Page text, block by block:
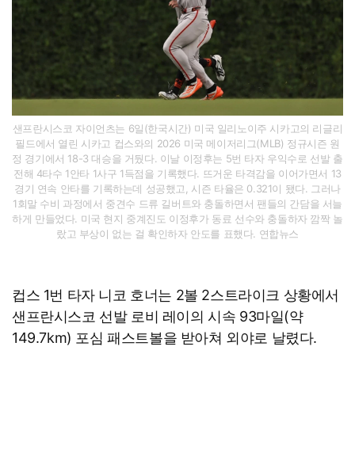
샌프란시스코 자이언츠는 6일(한국시간) 미국 일리노이주 시카고의 리글리
필드에서 열린 시카고 컵스와의 2026 미국 메이저리그(MLB) 정규시즌 원
정 경기에서 18-3 대승을 거뒀다. 이날 이정후는 5번 타자 우익수로 선발 출
전해 4타수 1안타 1사구 1득점을 기록했다. 뜨거운 타격감을 이어가면서 13
경기 연속 안타를 기록하는데 성공했고, 시즌 타율은 0.321이 됐다. 그러나
1회말 수비 과정에서 중견수 드류 길버트와 충돌하면서 팬들의 간담을 서늘
하게 만들었다. 미국 현지 중계진도 이정후가 동료 선수와 충돌하자 깜짝 놀
랐고 부상이 없는 걸 확인하자 안도를 표했다. 연합뉴스
컵스 1번 타자 니코 호너는 2볼 2스트라이크 상황에서
샌프란시스코 선발 로비 레이의 시속 93마일(약
149.7km) 포심 패스트볼을 받아쳐 외야로 날렸다.